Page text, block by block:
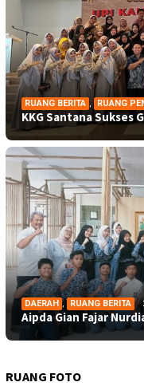
RUANG BERITA , RUANG
KKG Santana Sukses
DAERAH , RUANG BERITA
Aipda Gian Fajar
RUANG FOTO